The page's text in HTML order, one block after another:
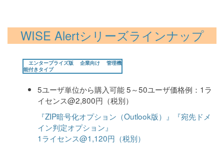
WISE Alertシリーズラインナップ
エンタープライズ版 企業向け 管理機
能付きタイプ
5ユーザ単位から購入可能 5～50ユーザ価格例：1ラ
イセンス@2,800円（税別）
『ZIP暗号化オプション（Outlook版）』『宛先ドメ
イン判定オプション』
1ライセンス@1,120円（税別）